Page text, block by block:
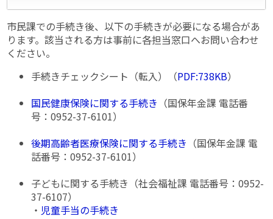
市民課での手続き後、以下の手続きが必要になる場合があ
ります。該当される方は事前に各担当窓口へお問い合わせ
ください。
手続きチェックシート（転入）（PDF:738KB）
国民健康保険に関する手続き （国保年金課 電話番
号：0952-37-6101）
後期高齢者医療保険に関する手続き （国保年金課 電
話番号：0952-37-6101）
子どもに関する手続き（社会福祉課 電話番号：0952-
37-6107）
・ 児童手当の手続き